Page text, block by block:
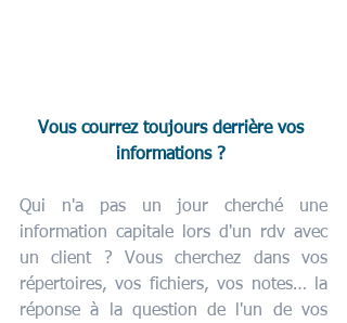
Vous courrez toujours derrière vos
informations ?
Qui n'a pas un jour cherché une
information capitale lors d'un rdv avec
un client ? Vous cherchez dans vos
répertoires, vos fichiers, vos notes… la
réponse à la question de l'un de vos